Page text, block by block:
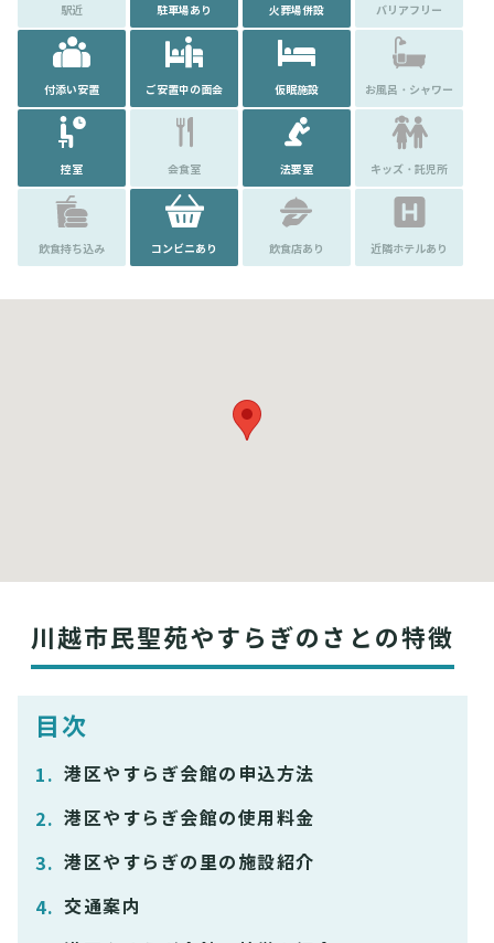
駅近 駐車場あり 火葬場併設 バリアフリー
付添い安置 ご安置中の面会 仮眠施設 お風呂・シャワー
控室 会食室 法要室 キッズ・託児所
飲食持ち込み コンビニあり 飲食店あり 近隣ホテルあり
川越市民聖苑やすらぎのさとの特徴
目次
港区やすらぎ会館の申込方法
港区やすらぎ会館の使用料金
港区やすらぎの里の施設紹介
交通案内